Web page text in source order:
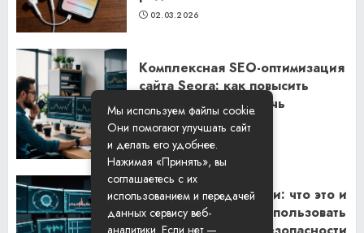
02.03.2026
Комплексная SEO-оптимизация
сайта Seora: как повысить
видимость и привлечь
клиентов
06.02.2026
Резидентские прокси: что это и
как их правильно использовать
Мы используем файлы cookie.
Они помогают улучшать сайт
и делать его удобнее.
Нажимая «Принять», вы
соглашаетесь с их
использованием и передачей
данных сервису веб-
аналитики. Если нет —